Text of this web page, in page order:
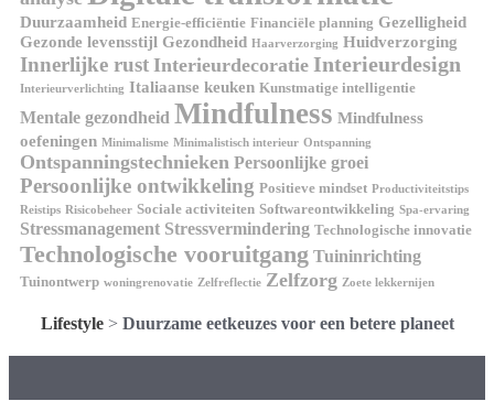
Duurzaamheid Energie-efficiëntie Financiële planning Gezelligheid
Gezonde levensstijl Gezondheid Haarverzorging Huidverzorging
Innerlijke rust Interieurdecoratie Interieurdesign
Interieurverlichting Italiaanse keuken Kunstmatige intelligentie
Mentale gezondheid Mindfulness Mindfulness
oefeningen Minimalisme Minimalistisch interieur Ontspanning
Ontspanningstechnieken Persoonlijke groei
Persoonlijke ontwikkeling Positieve mindset Productiviteitstips
Reistips Risicobeheer Sociale activiteiten Softwareontwikkeling Spa-ervaring
Stressmanagement Stressvermindering Technologische innovatie
Technologische vooruitgang Tuininrichting
Tuinontwerp woningrenovatie Zelfreflectie Zelfzorg Zoete lekkernijen
Lifestyle> Duurzame eetkeuzes voor een betere planeet